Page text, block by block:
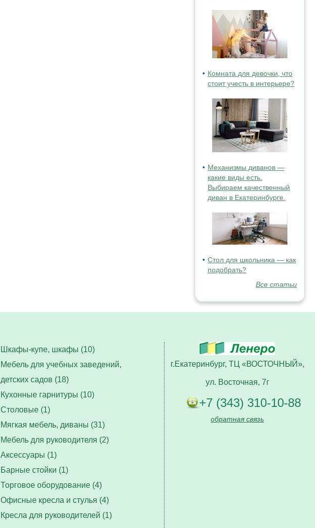
Комната для девочки, что
стоит учесть в интерьере?
Механизмы диванов —
какие виды есть.
Выбираем качественный
диван в Екатеринбурге.
Стол для школьника — как
подобрать?
Все статьи
г.Екатеринбург, ТЦ «ВОСТОЧНЫЙ»,
ул. Восточная, 7г
+7 (343) 310-10-88
обратная связь
Шкафы-купе, шкафы (10)
Мебель для учебных заведений,
детских садов (18)
Кухонные гарнитуры (10)
Столовые (1)
Мягкая мебель, диваны (31)
Мебель для руководителя (2)
Аксессуары (1)
Барные стойки (1)
Торговое оборудование (4)
Офисные кресла и стулья (4)
Кресла для руководителей (1)